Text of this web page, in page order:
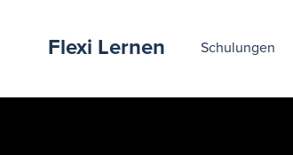
Flexi Lernen Schulungen